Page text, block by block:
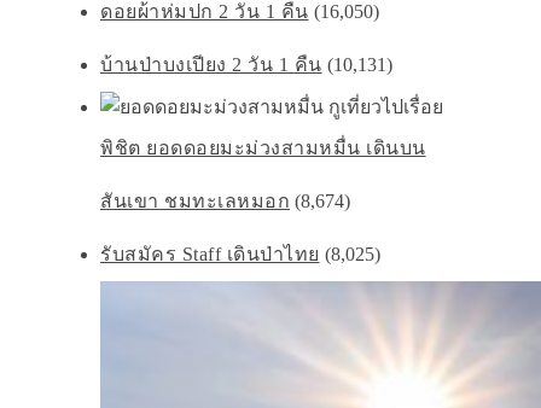
ดอยผ้าห่มปก 2 วัน 1 คืน (16,050)
บ้านป่าบงเปียง 2 วัน 1 คืน (10,131)
พิชิต ยอดดอยมะม่วงสามหมื่น เดินบน
สันเขา ชมทะเลหมอก (8,674)
รับสมัคร Staff เดินป่าไทย (8,025)